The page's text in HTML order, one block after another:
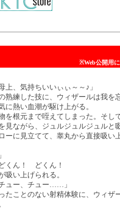
※Web公開用
上、気持ちいいぃぃ～～♪」
熟練した技に、ウィザールは我を
に熱い血潮が駆け上がる。
を根元まで咥えてしまった。そし
見ながら、ジュルジュルジュルと
ーに見立てて、睾丸から直接吸い
くん！ どくん！
吸い上げられる。
ュー、チュー……」
たことのない射精体験に、ウィザ